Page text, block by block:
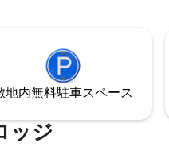
屋は、
入りま
に、早
地内無料駐⁠車ス⁠ペ⁠ー⁠ス
ッジ